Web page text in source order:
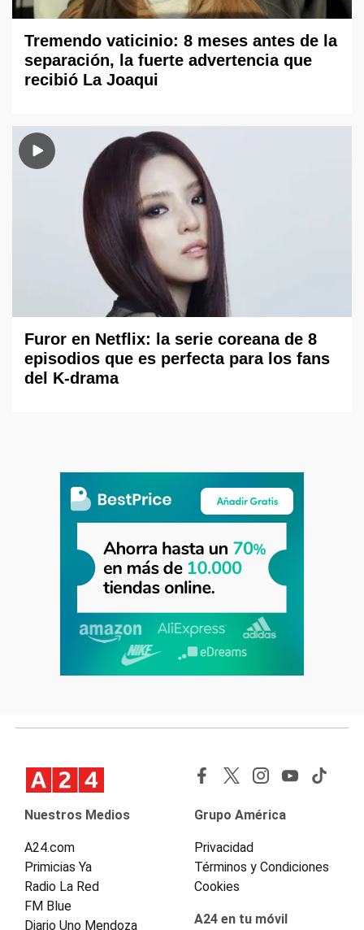
Tremendo vaticinio: 8 meses antes de la
separación, la fuerte advertencia que
recibió La Joaqui
Furor en Netflix: la serie coreana de 8
episodios que es perfecta para los fans
del K-drama
Nuestros Medios
A24.com
Primicias Ya
Radio La Red
FM Blue
Diario Uno Mendoza
Grupo América
Privacidad
Términos y Condiciones
Cookies
A24 en tu móvil